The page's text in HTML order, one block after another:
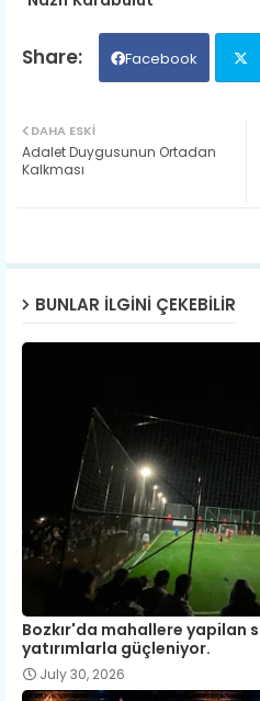
Facebook
DAHA ESKI
Adalet Duygusunun Ortadan
Kalkması
BUNLAR ILGINI ÇEKEBILIR
Bozkır'da mahallere yapilan
yatırımlarla güçleniyor.
July 30, 2026